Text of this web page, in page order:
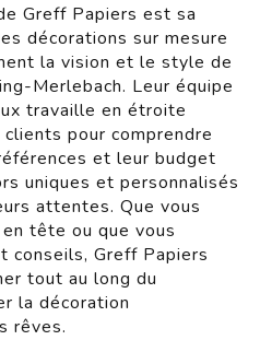
Greff Papiers est sa
décorations sur mesure
la vision et le style de
Merlebach. Leur équipe
travaille en étroite
pour comprendre
et leur budget
uniques et personnalisés
attentes. Que vous
tête ou que vous
conseils, Greff Papiers
tout au long du
la décoration
rêves.